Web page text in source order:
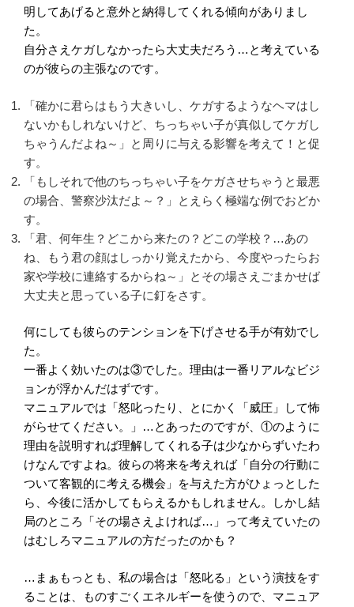
明してあげると意外と納得してくれる傾向がありまし
た。
自分さえケガしなかったら大丈夫だろう…と考えている
のが彼らの主張なのです。
「確かに君らはもう大きいし、ケガするようなヘマはし
ないかもしれないけど、ちっちゃい子が真似してケガし
ちゃうんだよね～」と周りに与える影響を考えて！と促
す。
「もしそれで他のちっちゃい子をケガさせちゃうと最悪
の場合、警察沙汰だよ～？」とえらく極端な例でおどか
す。
「君、何年生？どこから来たの？どこの学校？…あの
ね、もう君の顔はしっかり覚えたから、今度やったらお
家や学校に連絡するからね～」とその場さえごまかせば
大丈夫と思っている子に釘をさす。
何にしても彼らのテンションを下げさせる手が有効でし
た。
一番よく効いたのは③でした。理由は一番リアルなビジ
ョンが浮かんだはずです。
マニュアルでは「怒叱ったり、とにかく「威圧」して怖
がらせてください。」…とあったのですが、①のように
理由を説明すれば理解してくれる子は少なからずいたわ
けなんですよね。彼らの将来を考えれば「自分の行動に
ついて客観的に考える機会」を与えた方がひょっとした
ら、今後に活かしてもらえるかもしれません。しかし結
局のところ「その場さえよければ…」って考えていたの
はむしろマニュアルの方だったのかも？
…まぁもっとも、私の場合は「怒叱る」という演技をす
ることは、ものすごくエネルギーを使うので、マニュア